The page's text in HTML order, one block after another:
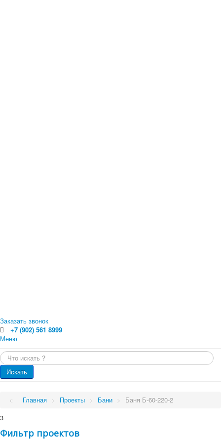
Заказать звонок
+7 (902) 561 8999
Меню
Каталог
Оцилиндрованное бревно
Профилированный брус
Погонажные изделия. Вагонка, планкен, доска пола
Малые архитектурные формы
Бани от 70 кв.м.
Главная
Каталог
Проекты
Цены
Искать...
Искать
Главная > Проекты > Бани >
Баня Б-60-220-2
3
Фильтр проектов